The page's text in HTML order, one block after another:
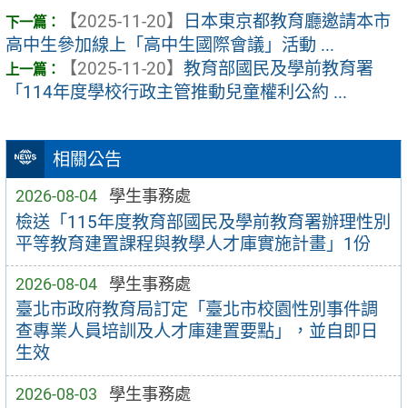
相關公告
2026-08-04 學生事務處
檢送「115年度教育部國民及學前教育署辦理性別
平等教育建置課程與教學人才庫實施計畫」1份
2026-08-04 學生事務處
臺北市政府教育局訂定「臺北市校園性別事件調
查專業人員培訓及人才庫建置要點」，並自即日
生效
2026-08-03 學生事務處
【2025-11-20】
日本東京都教育廳邀請本市
高中生參加線上「高中生國際會議」活動 ...
【2025-11-20】 教育部國民及學前教育署
「114年度學校行政主管推動兒童權利公約 ...